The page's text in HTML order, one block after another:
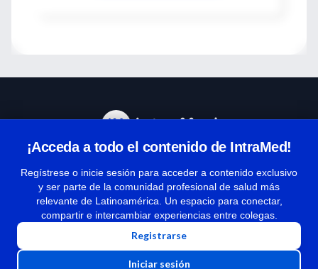
¡Acceda a todo el contenido de IntraMed!
Regístrese o inicie sesión para acceder a contenido exclusivo
y ser parte de la comunidad profesional de salud más
relevante de Latinoamérica. Un espacio para conectar,
compartir e intercambiar experiencias entre colegas.
Registrarse
Iniciar sesión
Términos y condiciones
| Políticas de privacidad
| Todos los derechos reservados | Copyright 1997-2026